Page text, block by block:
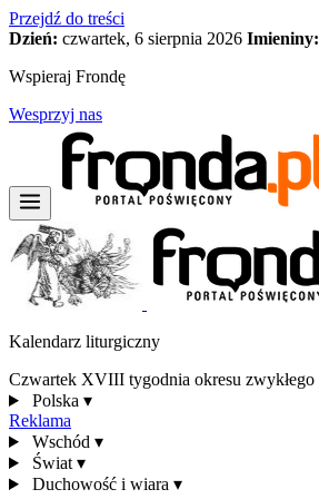
Przejdź do treści
Dzień: czwartek, 6 sierpnia 2026 Imieniny:
Wspieraj Frondę
Wesprzyj nas
Kalendarz liturgiczny
Czwartek XVIII tygodnia okresu zwykłego
Polska ▾
Reklama
Wschód ▾
Świat ▾
Duchowość i wiara ▾